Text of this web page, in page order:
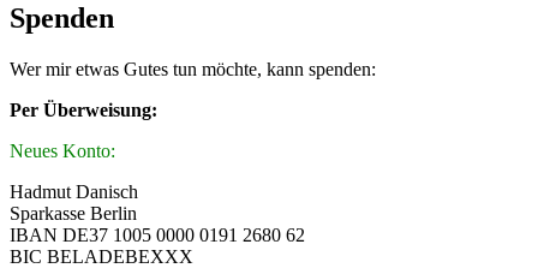
Spenden
Wer mir etwas Gutes tun möchte, kann spenden:
Per Überweisung:
Neues Konto:
Hadmut Danisch
Sparkasse Berlin
IBAN DE37 1005 0000 0191 2680 62
BIC BELADEBEXXX